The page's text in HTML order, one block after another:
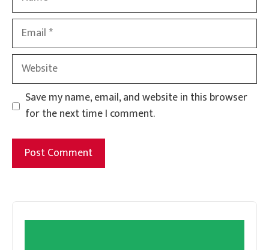
Email
Website
Save my name, email, and website in this browser
for the next time I comment.